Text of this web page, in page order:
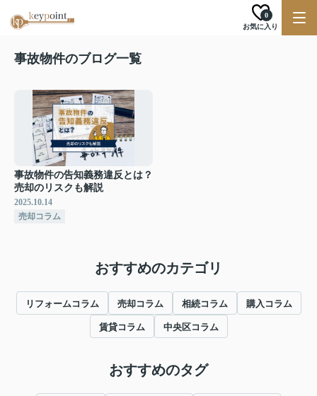
お気に入り
0
事故物件のブログ一覧
事故物件の告知義務違反とは？
売却のリスクも解説
2025.10.14
売却コラム
おすすめのカテゴリ
リフォームコラム 売却コラム 相続コラム 購入コラム
賃貸コラム 中央区コラム
おすすめのタグ